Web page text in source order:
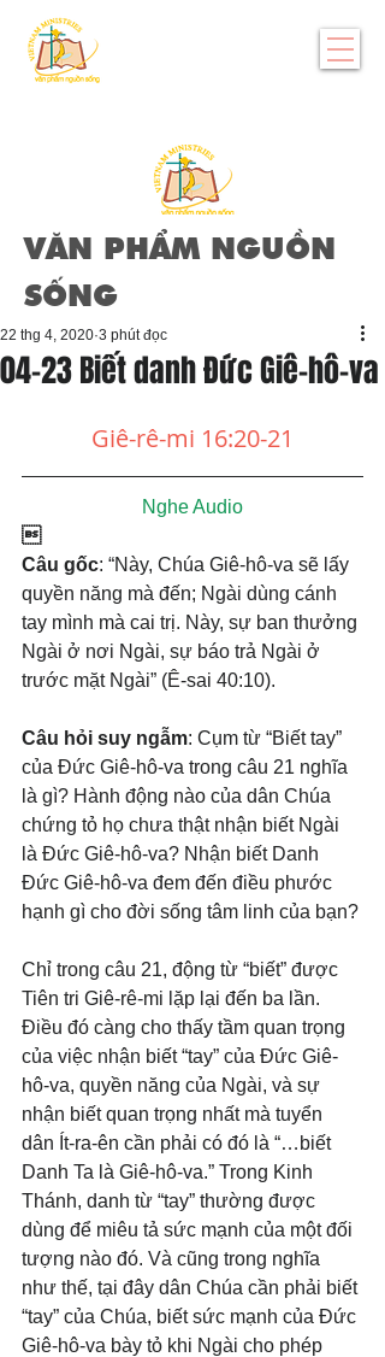
VĂN PHẨM NGUỒN
SỐNG
04-23 Biết danh Đức Giê-hô-va
22 thg 4, 2020 3 phút đọc
Giê-rê-mi 16:20-21
Nghe Audio

Câu gốc: “Này, Chúa Giê-hô-va sẽ lấy
quyền năng mà đến; Ngài dùng cánh
tay mình mà cai trị. Này, sự ban thưởng
Ngài ở nơi Ngài, sự báo trả Ngài ở
trước mặt Ngài” (Ê-sai 40:10).
Câu hỏi suy ngẫm: Cụm từ “Biết tay”
của Đức Giê-hô-va trong câu 21 nghĩa
là gì? Hành động nào của dân Chúa
chứng tỏ họ chưa thật nhận biết Ngài
là Đức Giê-hô-va? Nhận biết Danh
Đức Giê-hô-va đem đến điều phước
hạnh gì cho đời sống tâm linh của bạn?
Chỉ trong câu 21, động từ “biết” được
Tiên tri Giê-rê-mi lặp lại đến ba lần.
Điều đó càng cho thấy tầm quan trọng
của việc nhận biết “tay” của Đức Giê-
hô-va, quyền năng của Ngài, và sự
nhận biết quan trọng nhất mà tuyển
dân Ít-ra-ên cần phải có đó là “…biết
Danh Ta là Giê-hô-va.” Trong Kinh
Thánh, danh từ “tay” thường được
dùng để miêu tả sức mạnh của một đối
tượng nào đó. Và cũng trong nghĩa
như thế, tại đây dân Chúa cần phải biết
“tay” của Chúa, biết sức mạnh của Đức
Giê-hô-va bày tỏ khi Ngài cho phép